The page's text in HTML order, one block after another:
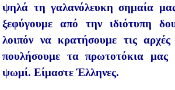
ψηλά τη γαλανόλευκη σημαία
ξεφύγουμε από την ιδιότυπη
λοιπόν να κρατήσουμε τις
πουλήσουμε τα πρωτοτόκια μας
ψωμί. Είμαστε Έλληνες.